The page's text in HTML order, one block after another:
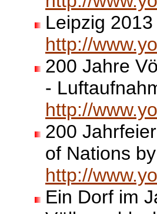
Leipzig
http://
200 Jahre
-
http://
200
of Nations
http://
Ein Dorf im